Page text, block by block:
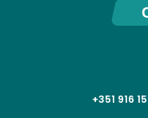
+351 916